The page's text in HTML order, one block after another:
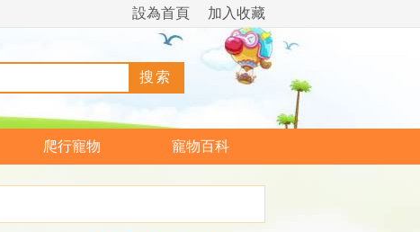
加入收藏
設為首頁
爬行寵物 寵物百科